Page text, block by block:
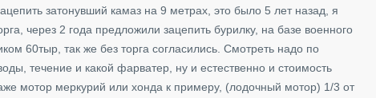
затонувший камаз на 9 метрах, это было 5 лет назад, я
через 2 года предложили зацепить бурилку, на базе военного
60тыр, так же без торга согласились. Смотреть надо по
течение и какой фарватер, ну и естественно и стоимость
мотор меркурий или хонда к примеру, (лодочный мотор) 1/3 от